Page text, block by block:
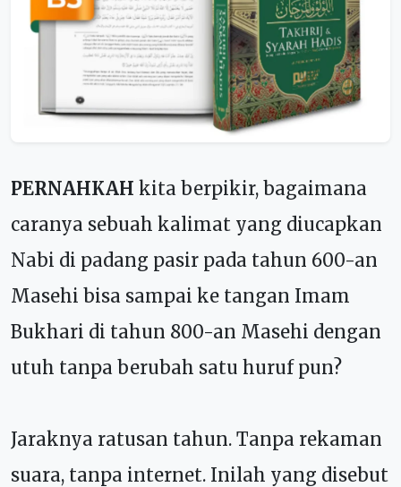
PERNAHKAH kita berpikir, bagaimana
caranya sebuah kalimat yang diucapkan
Nabi di padang pasir pada tahun 600-an
Masehi bisa sampai ke tangan Imam
Bukhari di tahun 800-an Masehi dengan
utuh tanpa berubah satu huruf pun?
Jaraknya ratusan tahun. Tanpa rekaman
suara, tanpa internet. Inilah yang disebut